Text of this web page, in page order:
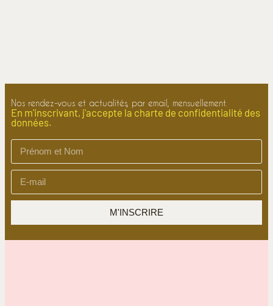
Nos rendez-vous et actualités, par email, mensuellement.
En m'inscrivant, j'accepte la charte de confidentialité des
données.
M'INSCRIRE